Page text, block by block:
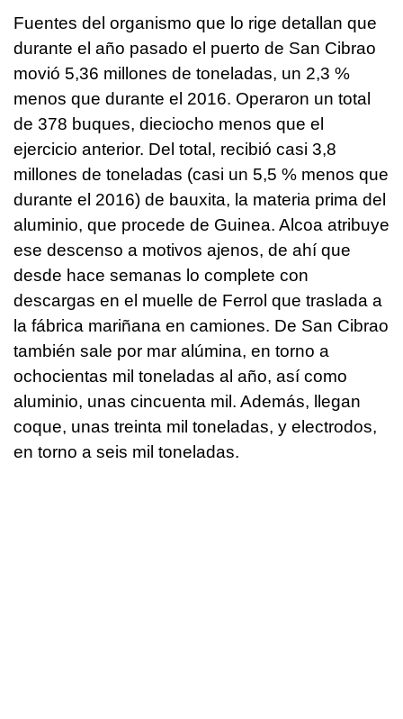
Fuentes del organismo que lo rige detallan que
durante el año pasado el puerto de San Cibrao
movió 5,36 millones de toneladas, un 2,3 %
menos que durante el 2016. Operaron un total
de 378 buques, dieciocho menos que el
ejercicio anterior. Del total, recibió casi 3,8
millones de toneladas (casi un 5,5 % menos que
durante el 2016) de bauxita, la materia prima del
aluminio, que procede de Guinea. Alcoa atribuye
ese descenso a motivos ajenos, de ahí que
desde hace semanas lo complete con
descargas en el muelle de Ferrol que traslada a
la fábrica mariñana en camiones. De San Cibrao
también sale por mar alúmina, en torno a
ochocientas mil toneladas al año, así como
aluminio, unas cincuenta mil. Además, llegan
coque, unas treinta mil toneladas, y electrodos,
en torno a seis mil toneladas.